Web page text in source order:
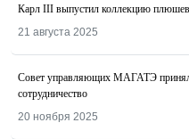
Карл III выпустил коллекцию
21 августа 2025
Совет управляющих МАГАТЭ
сотрудничество
20 ноября 2025